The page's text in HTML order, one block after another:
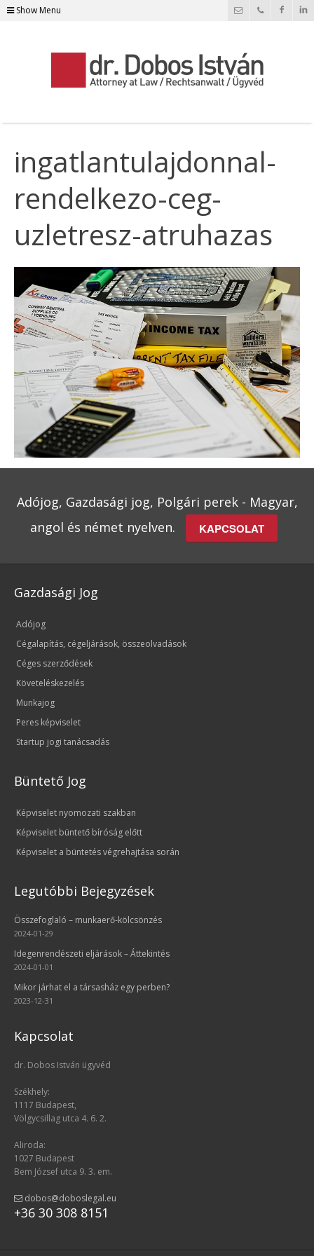
Show Menu
ingatlantulajdonnal-
rendelkezo-ceg-
uzletresz-atruhazas
Adójog, Gazdasági jog, Polgári perek - Magyar,
angol és német nyelven.
KAPCSOLAT
Gazdasági Jog
Adójog
Cégalapítás, cégeljárások, összeolvadások
Céges szerződések
Követeléskezelés
Munkajog
Peres képviselet
Startup jogi tanácsadás
Büntető Jog
Képviselet nyomozati szakban
Képviselet büntető bíróság előtt
Képviselet a büntetés végrehajtása során
Legutóbbi Bejegyzések
Összefoglaló – munkaerő-kölcsönzés
2024-01-29
Idegenrendészeti eljárások – Áttekintés
2024-01-01
Mikor járhat el a társasház egy perben?
2023-12-31
Kapcsolat
dr. Dobos István ügyvéd
Székhely:
1117 Budapest,
Völgycsillag utca 4. 6. 2.
Aliroda:
1027 Budapest
Bem József utca 9. 3. em.
dobos@doboslegal.eu
+36 30 308 8151